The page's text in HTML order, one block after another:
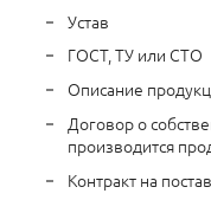
Устав
ГОСТ, ТУ или СТО
Описание
Договор о
производится
Контракт на